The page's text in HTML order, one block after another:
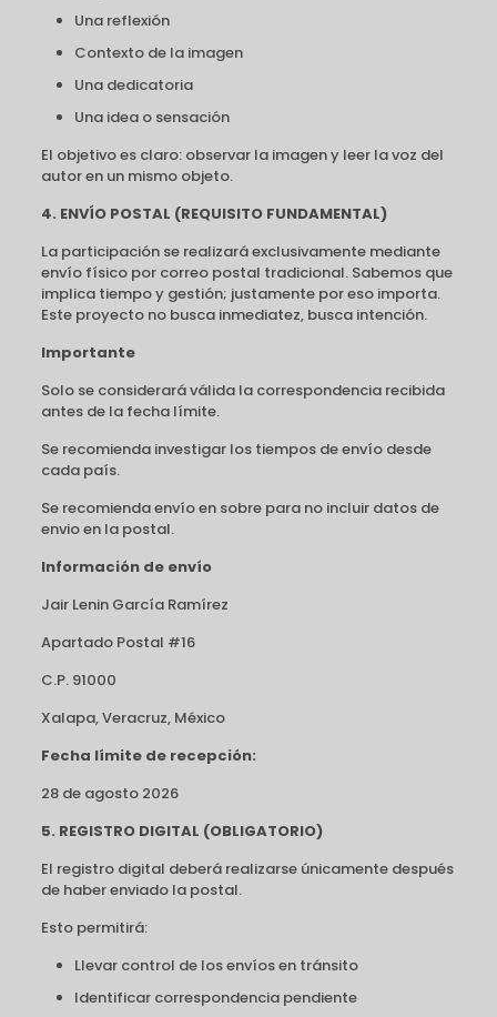
Una reflexión
Contexto de la imagen
Una dedicatoria
Una idea o sensación
El objetivo es claro: observar la imagen y leer la voz del
autor en un mismo objeto.
4. ENVÍO POSTAL (REQUISITO FUNDAMENTAL)
La participación se realizará exclusivamente mediante
envío físico por correo postal tradicional. Sabemos que
implica tiempo y gestión; justamente por eso importa.
Este proyecto no busca inmediatez, busca intención.
Importante
Solo se considerará válida la correspondencia recibida
antes de la fecha límite.
Se recomienda investigar los tiempos de envío desde
cada país.
Se recomienda envío en sobre para no incluir datos de
envio en la postal.
Información de envío
Jair Lenin García Ramírez
Apartado Postal #16
C.P. 91000
Xalapa, Veracruz, México
Fecha límite de recepción:
28 de agosto 2026
5. REGISTRO DIGITAL (OBLIGATORIO)
El registro digital deberá realizarse únicamente después
de haber enviado la postal.
Esto permitirá:
Llevar control de los envíos en tránsito
Identificar correspondencia pendiente